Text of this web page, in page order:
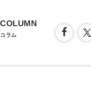
COLUMN
コラム